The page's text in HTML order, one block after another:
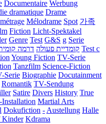
Documentaire Werbung
dramatique Drame
Mélodrame Spot 가족
Fiction Licht-Spektakel
Genre Test G&S g Serie
קומדיית פעולה דרמה
Test c
Young Fiction TV-Serie
Tanzfilm Science-Fiction
Serie Biographie Docutainment
Romantik TV-Sendung
Satire Divers History True
Martial Arts
Dokufiction - Austellung Halle
Kinder Kdrama